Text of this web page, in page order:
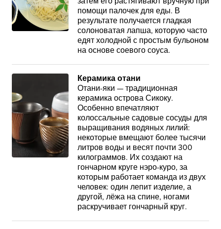
помощи палочек для еды. В
результате получается гладкая
солоноватая лапша, которую часто
едят холодной с простым бульоном
на основе соевого соуса.
Керамика отани
Отани-яки — традиционная
керамика острова Сикоку.
Особенно впечатляют
колоссальные садовые сосуды для
выращивания водяных лилий:
некоторые вмещают более тысячи
литров воды и весят почти 300
килограммов. Их создают на
гончарном круге нэро-куро, за
которым работает команда из двух
человек: один лепит изделие, а
другой, лёжа на спине, ногами
раскручивает гончарный круг.